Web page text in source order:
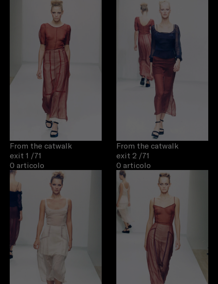
From the catwalk
exit 1 /71
0 articolo
From the catwalk
exit 2 /71
0 articolo